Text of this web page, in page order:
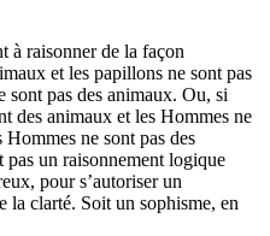
à raisonner de la façon
et les papillons ne sont pas
sont pas des animaux. Ou, si
des animaux et les Hommes ne
ne sont pas des
pas un raisonnement logique
pour s’autoriser un
clarté. Soit un sophisme, en